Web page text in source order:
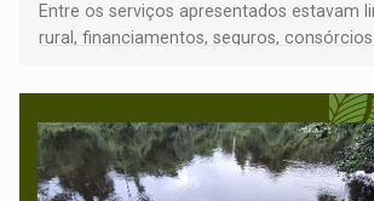
Entre os serviços apresentados estavam
rural, financiamentos, seguros,